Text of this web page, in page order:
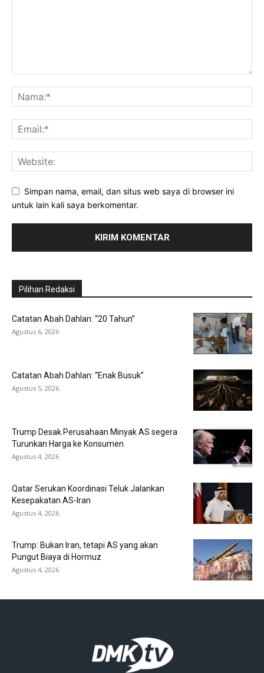
Simpan nama, email, dan situs web saya di browser ini
untuk lain kali saya berkomentar.
Pilihan Redaksi
Catatan Abah Dahlan: “20 Tahun”
Agustus 6, 2026
Catatan Abah Dahlan: “Enak Busuk”
Agustus 5, 2026
Trump Desak Perusahaan Minyak AS segera
Turunkan Harga ke Konsumen
Agustus 4, 2026
Qatar Serukan Koordinasi Teluk Jalankan
Kesepakatan AS-Iran
Agustus 4, 2026
Trump: Bukan Iran, tetapi AS yang akan
Pungut Biaya di Hormuz
Agustus 4, 2026